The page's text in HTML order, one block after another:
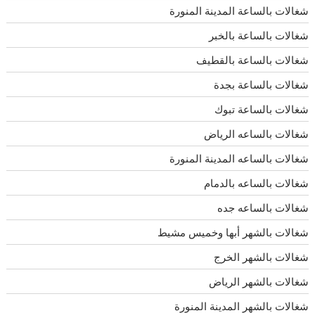
شغالات بالساعة المدينة المنورة
شغالات بالساعة بالخبر
شغالات بالساعة بالقطيف
شغالات بالساعة بجدة
شغالات بالساعة تبوك
شغالات بالساعه الرياض
شغالات بالساعه المدينة المنورة
شغالات بالساعه بالدمام
شغالات بالساعه جده
شغالات بالشهر أبها وخميس مشيط
شغالات بالشهر الخرج
شغالات بالشهر الرياض
شغالات بالشهر المدينة المنورة